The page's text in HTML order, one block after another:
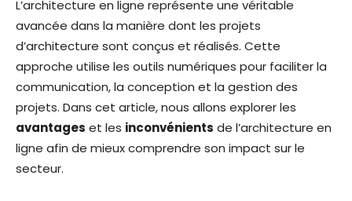
L’architecture en ligne représente une véritable
avancée dans la manière dont les projets
d’architecture sont conçus et réalisés. Cette
approche utilise les outils numériques pour faciliter la
communication, la conception et la gestion des
projets. Dans cet article, nous allons explorer les
avantages et les inconvénients de l’architecture en
ligne afin de mieux comprendre son impact sur le
secteur.